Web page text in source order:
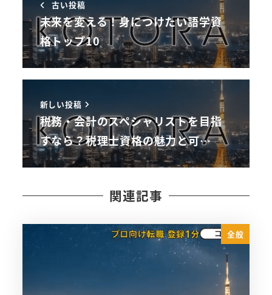
古い投稿
未来を変える！身につけたい語学資
格トップ10
新しい投稿
税務・会計のスペシャリストを目指
すなら？税理士資格の魅力と可…
関連記事
全般